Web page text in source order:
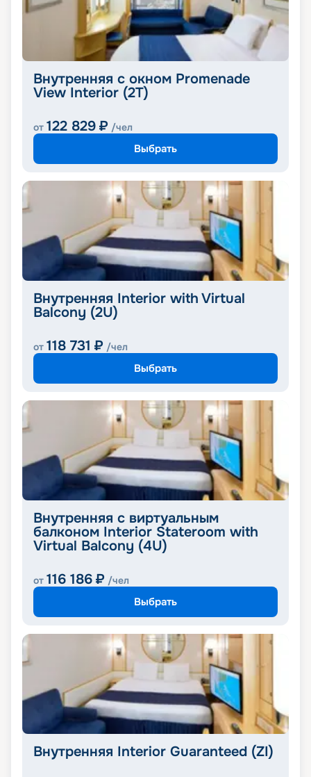
Внутренняя с окном Promenade
View Interior (2T)
от 122 829 ₽ /чел
Выбрать
Внутренняя Interior with Virtual
Balcony (2U)
от 118 731 ₽ /чел
Выбрать
Внутренняя с виртуальным
балконом Interior Stateroom with
Virtual Balcony (4U)
от 116 186 ₽ /чел
Выбрать
Внутренняя Interior Guaranteed (ZI)